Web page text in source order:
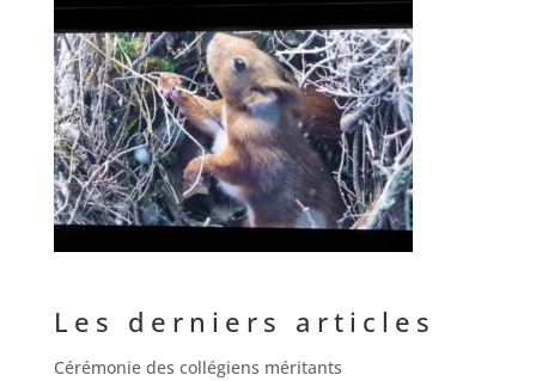
Les derniers articles
Cérémonie des collégiens méritants